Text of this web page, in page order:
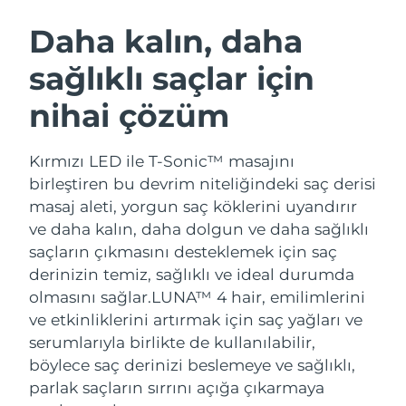
Daha kalın, daha
sağlıklı saçlar için
nihai çözüm
Kırmızı LED ile T-Sonic™ masajını
birleştiren bu devrim niteliğindeki saç derisi
masaj aleti, yorgun saç köklerini uyandırır
ve daha kalın, daha dolgun ve daha sağlıklı
saçların çıkmasını desteklemek için saç
derinizin temiz, sağlıklı ve ideal durumda
olmasını sağlar.LUNA™ 4 hair, emilimlerini
ve etkinliklerini artırmak için saç yağları ve
serumlarıyla birlikte de kullanılabilir,
böylece saç derinizi beslemeye ve sağlıklı,
parlak saçların sırrını açığa çıkarmaya
Yüz temizleme
LUNA™ 4 seti
Anti-aging massage
LUNA™ 4 Plus
Massage, LED heating
LUNA™ 4 Men
For men, anti-aging massage
Yüz sıkılaştırma
BEAR™ 2 seti
Microcurrent toning
BEAR™ 2 go
Microcurrent toning on-the-go
BEAR™ 2 eyes & lips
Microcurrent line smoothing device
Nemlendirme
UFO™ 3 seti
Deep facial hydration
UFO™ 3 LED
Near-infrared and red light therapy
device
Ağız bakımı
issa™ 4
Hybrid silicone sonic toothbrush
issa™ 4 plus
Smart hybrid silicone sonic toothbrush
FAQ™ YAŞLANMA KARŞITI BAKIM
Yaşlanma karşıtı LED bakım
NEW
Avusturya Tahmini teslim tarihi
Bahreyn Tahmini teslim tarihi
Belçika
Bermuda Tahmini teslim tarihi 8/14/26
Bosna-Hersek Tahmini teslim tarihi
Brunei Tahmini teslim tarihi8/13/26
Bulgaristan Tahmini teslim tarihi8/8/26
Kanada Tahmini teslim tarihi
Şili Tahmini teslim tarihi